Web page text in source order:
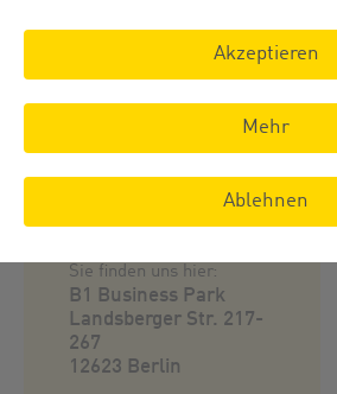
Akzeptieren
Ablehnen
Mehr
Lage des B1
Berlin-Hellersdorf, genauer
direkt an der „Berliner Ost-West-
gelegen, befindet sich der B1 Business
Sie finden uns hier:
B1 Business Park
Landsberger Str. 217-
267
12623 Berlin